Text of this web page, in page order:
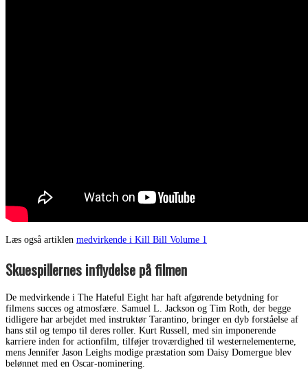
Læs også artiklen medvirkende i Kill Bill Volume 1
Skuespillernes inflydelse på filmen
De medvirkende i The Hateful Eight har haft afgørende betydning for
filmens succes og atmosfære. Samuel L. Jackson og Tim Roth, der begge
tidligere har arbejdet med instruktør Tarantino, bringer en dyb forståelse af
hans stil og tempo til deres roller. Kurt Russell, med sin imponerende
karriere inden for actionfilm, tilføjer troværdighed til westernelementerne,
mens Jennifer Jason Leighs modige præstation som Daisy Domergue blev
belønnet med en Oscar-nominering.